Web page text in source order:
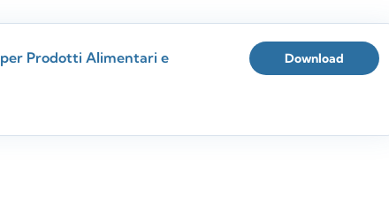
Prodotti Alimentari e
Download